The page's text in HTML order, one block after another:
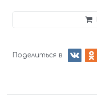
Поделиться в